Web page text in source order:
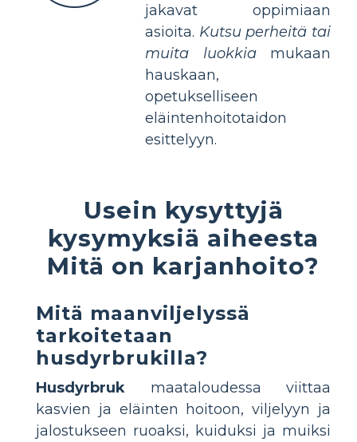
jakavat oppimiaan
asioita. Kutsu perheitä tai
muita luokkiamukaan
hauskaan,
opetukselliseen
eläintenhoitotaidon
esittelyyn.
Usein kysyttyjä
kysymyksiä aiheesta
Mitä on karjanhoito?
Mitä maanviljelyssä
tarkoitetaan
husdyrbrukilla?
Husdyrbruk maataloudessa viittaa
kasvien ja eläinten hoitoon, viljelyyn ja
jalostukseen ruoaksi, kuiduksi ja muiksi